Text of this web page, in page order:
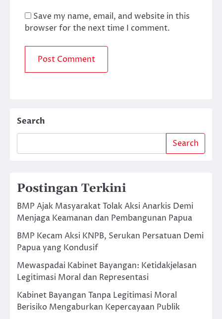
Save my name, email, and website in this
browser for the next time I comment.
Search
Search
Postingan Terkini
BMP Ajak Masyarakat Tolak Aksi Anarkis Demi
Menjaga Keamanan dan Pembangunan Papua
BMP Kecam Aksi KNPB, Serukan Persatuan Demi
Papua yang Kondusif
Mewaspadai Kabinet Bayangan: Ketidakjelasan
Legitimasi Moral dan Representasi
Kabinet Bayangan Tanpa Legitimasi Moral
Berisiko Mengaburkan Kepercayaan Publik